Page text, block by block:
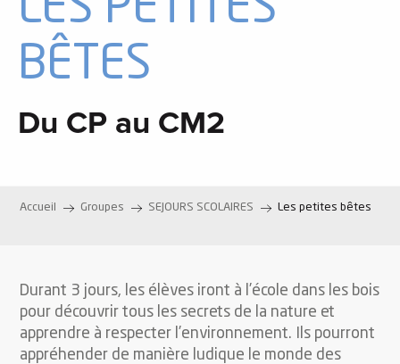
LES PETITES
BÊTES
Du CP au CM2
Accueil Groupes SEJOURS SCOLAIRES Les petites bêtes
Durant 3 jours, les élèves iront à l’école dans les bois
pour découvrir tous les secrets de la nature et
apprendre à respecter l’environnement. Ils pourront
appréhender de manière ludique le monde des